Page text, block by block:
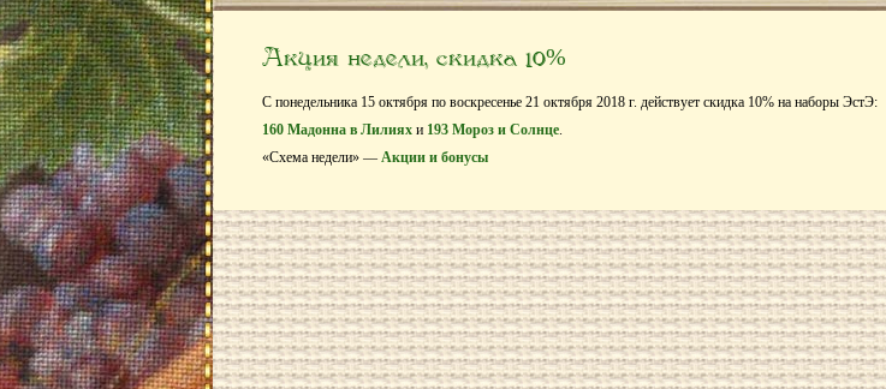
Акция недели, скидка 10%
С понедельника 15 октября по воскресенье 21 октября 2018 г. действует скидка 10% на наборы ЭстЭ:
160 Мадонна в Лилиях и 193 Мороз и Солнце.
«Схема недели» — Акции и бонусы